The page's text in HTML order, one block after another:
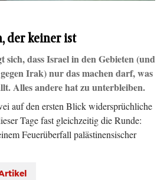
der keiner ist
sich, dass Israel in den Gebieten (und
Irak) nur das machen darf, was
Alles andere hat zu unterbleiben.
auf den ersten Blick widersprüchliche
Tage fast gleichzeitig die Runde:
Feuerüberfall palästinensischer